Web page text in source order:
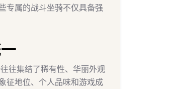
专属的战斗坐骑不仅具备强
往集结了稀有性、华丽外观
征地位、个人品味和游戏成